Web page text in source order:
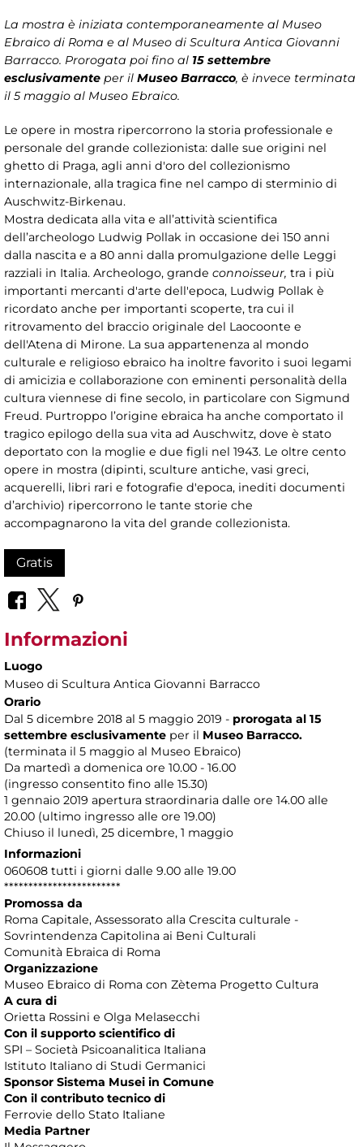
La mostra è iniziata contemporaneamente al Museo
Ebraico di Roma e al Museo di Scultura Antica Giovanni
Barracco. Prorogata poi fino al 15 settembre
esclusivamente per il Museo Barracco, è invece terminata
il 5 maggio al Museo Ebraico.
Le opere in mostra ripercorrono la storia professionale e
personale del grande collezionista: dalle sue origini nel
ghetto di Praga, agli anni d'oro del collezionismo
internazionale, alla tragica fine nel campo di sterminio di
Auschwitz-Birkenau.
Mostra dedicata alla vita e all’attività scientifica
dell’archeologo Ludwig Pollak in occasione dei 150 anni
dalla nascita e a 80 anni dalla promulgazione delle Leggi
razziali in Italia. Archeologo, grande connoisseur, tra i più
importanti mercanti d'arte dell'epoca, Ludwig Pollak è
ricordato anche per importanti scoperte, tra cui il
ritrovamento del braccio originale del Laocoonte e
dell'Atena di Mirone. La sua appartenenza al mondo
culturale e religioso ebraico ha inoltre favorito i suoi legami
di amicizia e collaborazione con eminenti personalità della
cultura viennese di fine secolo, in particolare con Sigmund
Freud. Purtroppo l’origine ebraica ha anche comportato il
tragico epilogo della sua vita ad Auschwitz, dove è stato
deportato con la moglie e due figli nel 1943. Le oltre cento
opere in mostra (dipinti, sculture antiche, vasi greci,
acquerelli, libri rari e fotografie d'epoca, inediti documenti
d’archivio) ripercorrono le tante storie che
accompagnarono la vita del grande collezionista.
Gratis
Informazioni
Luogo
Museo di Scultura Antica Giovanni Barracco
Orario
Dal 5 dicembre 2018 al 5 maggio 2019 - prorogata al 15
settembre esclusivamente per il Museo Barracco.
(terminata il 5 maggio al Museo Ebraico)
Da martedì a domenica ore 10.00 - 16.00
(ingresso consentito fino alle 15.30)
1 gennaio 2019 apertura straordinaria dalle ore 14.00 alle
20.00 (ultimo ingresso alle ore 19.00)
Chiuso il lunedì, 25 dicembre, 1 maggio
Informazioni
060608 tutti i giorni dalle 9.00 alle 19.00
************************
Promossa da
Roma Capitale, Assessorato alla Crescita culturale -
Sovrintendenza Capitolina ai Beni Culturali
Comunità Ebraica di Roma
Organizzazione
Museo Ebraico di Roma con Zètema Progetto Cultura
A cura di
Orietta Rossini e Olga Melasecchi
Con il supporto scientifico di
SPI – Società Psicoanalitica Italiana
Istituto Italiano di Studi Germanici
Sponsor Sistema Musei in Comune
Con il contributo tecnico di
Ferrovie dello Stato Italiane
Media Partner